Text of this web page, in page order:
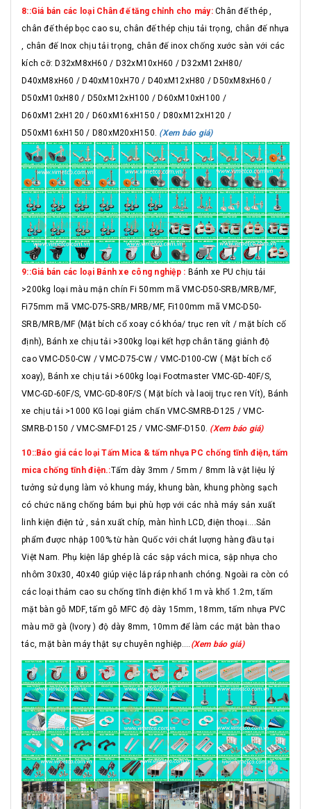
8::Giá bán các loại Chân đế tăng chỉnh cho máy:Chân đế thép ,
chân đế thép bọc cao su, chân đế thép chịu tải trọng, chân đế nhựa
, chân đế Inox chịu tải trọng, chân đế inox chống xước sàn với các
kích cỡ: D32xM8xH60 / D32xM10xH60 / D32xM12xH80/
D40xM8xH60 / D40xM10xH70 / D40xM12xH80 / D50xM8xH60 /
D50xM10xH80 / D50xM12xH100 / D60xM10xH100 /
D60xM12xH120 / D60xM16xH150 / D80xM12xH120 /
D50xM16xH150 / D80xM20xH150. (Xem báo giá)
9::Giá bán các loại Bánh xe công nghiệp : Bánh xe PU chịu tải
>200kg loại màu mận chín Fi 50mm mã VMC-D50-SRB/MRB/MF,
Fi75mm mã VMC-D75-SRB/MRB/MF, Fi100mm mã VMC-D50-
SRB/MRB/MF (Mặt bích cổ xoay có khóa/ trục ren vít / mặt bích cố
định), Bánh xe chịu tải >300kg loại kết hợp chân tăng giảnh độ
cao VMC-D50-CW / VMC-D75-CW / VMC-D100-CW ( Mặt bích cổ
xoay), Bánh xe chịu tải >600kg loại Footmaster VMC-GD-40F/S,
VMC-GD-60F/S, VMC-GD-80F/S ( Mặt bích và laoij trục ren Vít), Bánh
xe chịu tải >1000 KG loại giảm chấn VMC-SMRB-D125 / VMC-
SMRB-D150 / VMC-SMF-D125 / VMC-SMF-D150. (Xem báo giá)
10::Báo giá các loại Tấm Mica & tấm nhựa PC chống tĩnh điện, tấm
mica chống tĩnh điện.:Tấm dày 3mm / 5mm / 8mm là vật liệu lý
tưởng sử dụng làm vỏ khung máy, khung bàn, khung phòng sạch
có chức năng chống bám bụi phù hợp với các nhà máy sản xuất
linh kiện điện tử , sản xuất chíp, màn hình LCD, điện thoại....Sản
phẩm được nhập 100% từ hàn Quốc với chát lượng hàng đầu tại
Việt Nam. Phụ kiện lắp ghép là các sập vách mica, sập nhựa cho
nhôm 30x30, 40x40 giúp việc lắp ráp nhanh chóng. Ngoài ra còn có
các loại thảm cao su chống tĩnh điện khổ 1m và khổ 1.2m, tấm
mặt bàn gỗ MDF, tấm gỗ MFC độ dày 15mm, 18mm, tấm nhựa PVC
màu mỡ gà (Ivory ) độ dày 8mm, 10mm để làm các mặt bàn thao
tác, mặt bàn máy thật sự chuyên nghiệp....
(Xem báo giá)